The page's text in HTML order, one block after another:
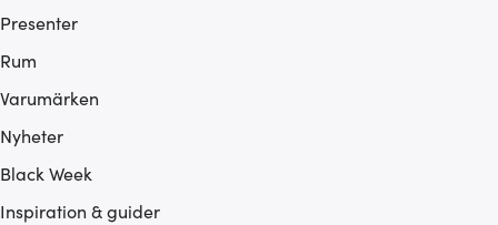
Presenter
Rum
Varumärken
Nyheter
Black Week
Inspiration & guider